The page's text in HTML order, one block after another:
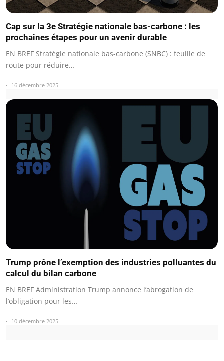
Cap sur la 3e Stratégie nationale bas-carbone : les
prochaines étapes pour un avenir durable
EN BREF Stratégie nationale bas-carbone (SNBC) : feuille de
route pour réduire…
16 décembre 2025
Trump prône l’exemption des industries polluantes du
calcul du bilan carbone
EN BREF Administration Trump annonce l’abrogation de
l’obligation pour les…
10 décembre 2025